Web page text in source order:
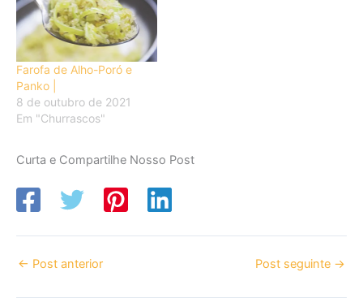
Farofa de Alho-Poró e
Panko |
8 de outubro de 2021
Em "Churrascos"
Curta e Compartilhe Nosso Post
← Post anterior Post seguinte →